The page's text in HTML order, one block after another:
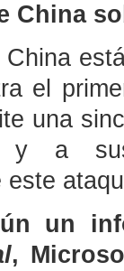
China
China
el
una
y a sus
este
un
,